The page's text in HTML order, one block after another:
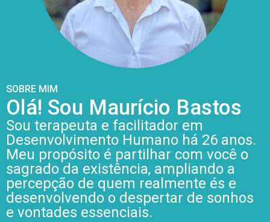
SOBRE MIM
Olá! Sou Maurício Bastos
Sou terapeuta e facilitador em
Desenvolvimento Humano há 26 anos.
Meu propósito é partilhar com você o
sagrado da existência, ampliando a
percepção de quem realmente és e
desenvolvendo o despertar de sonhos
e vontades essenciais.